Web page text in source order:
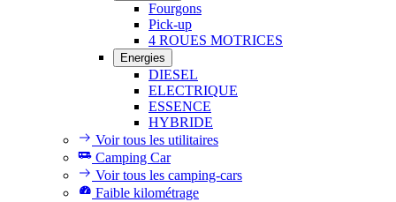
Fourgons
Pick-up
4 ROUES MOTRICES
Energies
DIESEL
ELECTRIQUE
ESSENCE
HYBRIDE
Voir tous les utilitaires
Camping Car
Voir tous les camping-cars
Faible kilométrage